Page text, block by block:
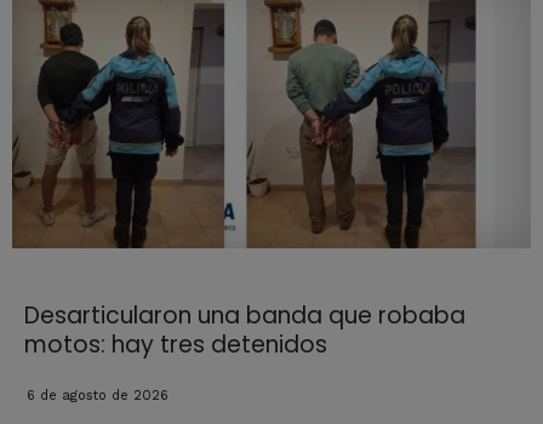
Desarticularon una banda que robaba
motos: hay tres detenidos
6 de agosto de 2026